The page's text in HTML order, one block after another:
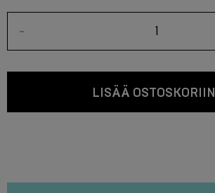
-
LISÄÄ OSTOSKORIIN